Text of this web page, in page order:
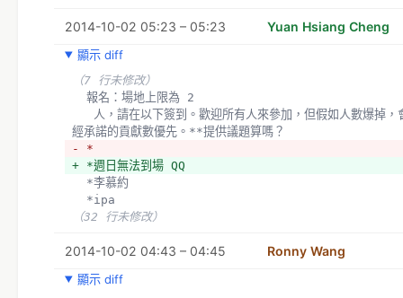
2014-10-02 05:23 – 05:23 Yuan Hsiang Cheng
顯示 diff
（7 行未修改）
  報名：場地上限為 2
經承諾的貢獻數優先。**提供議題算嗎？
- *
+ *週日無法到場 QQ
  *李慕約
  *ipa
（32 行未修改）
2014-10-02 04:43 – 04:45 Ronny Wang
顯示 diff